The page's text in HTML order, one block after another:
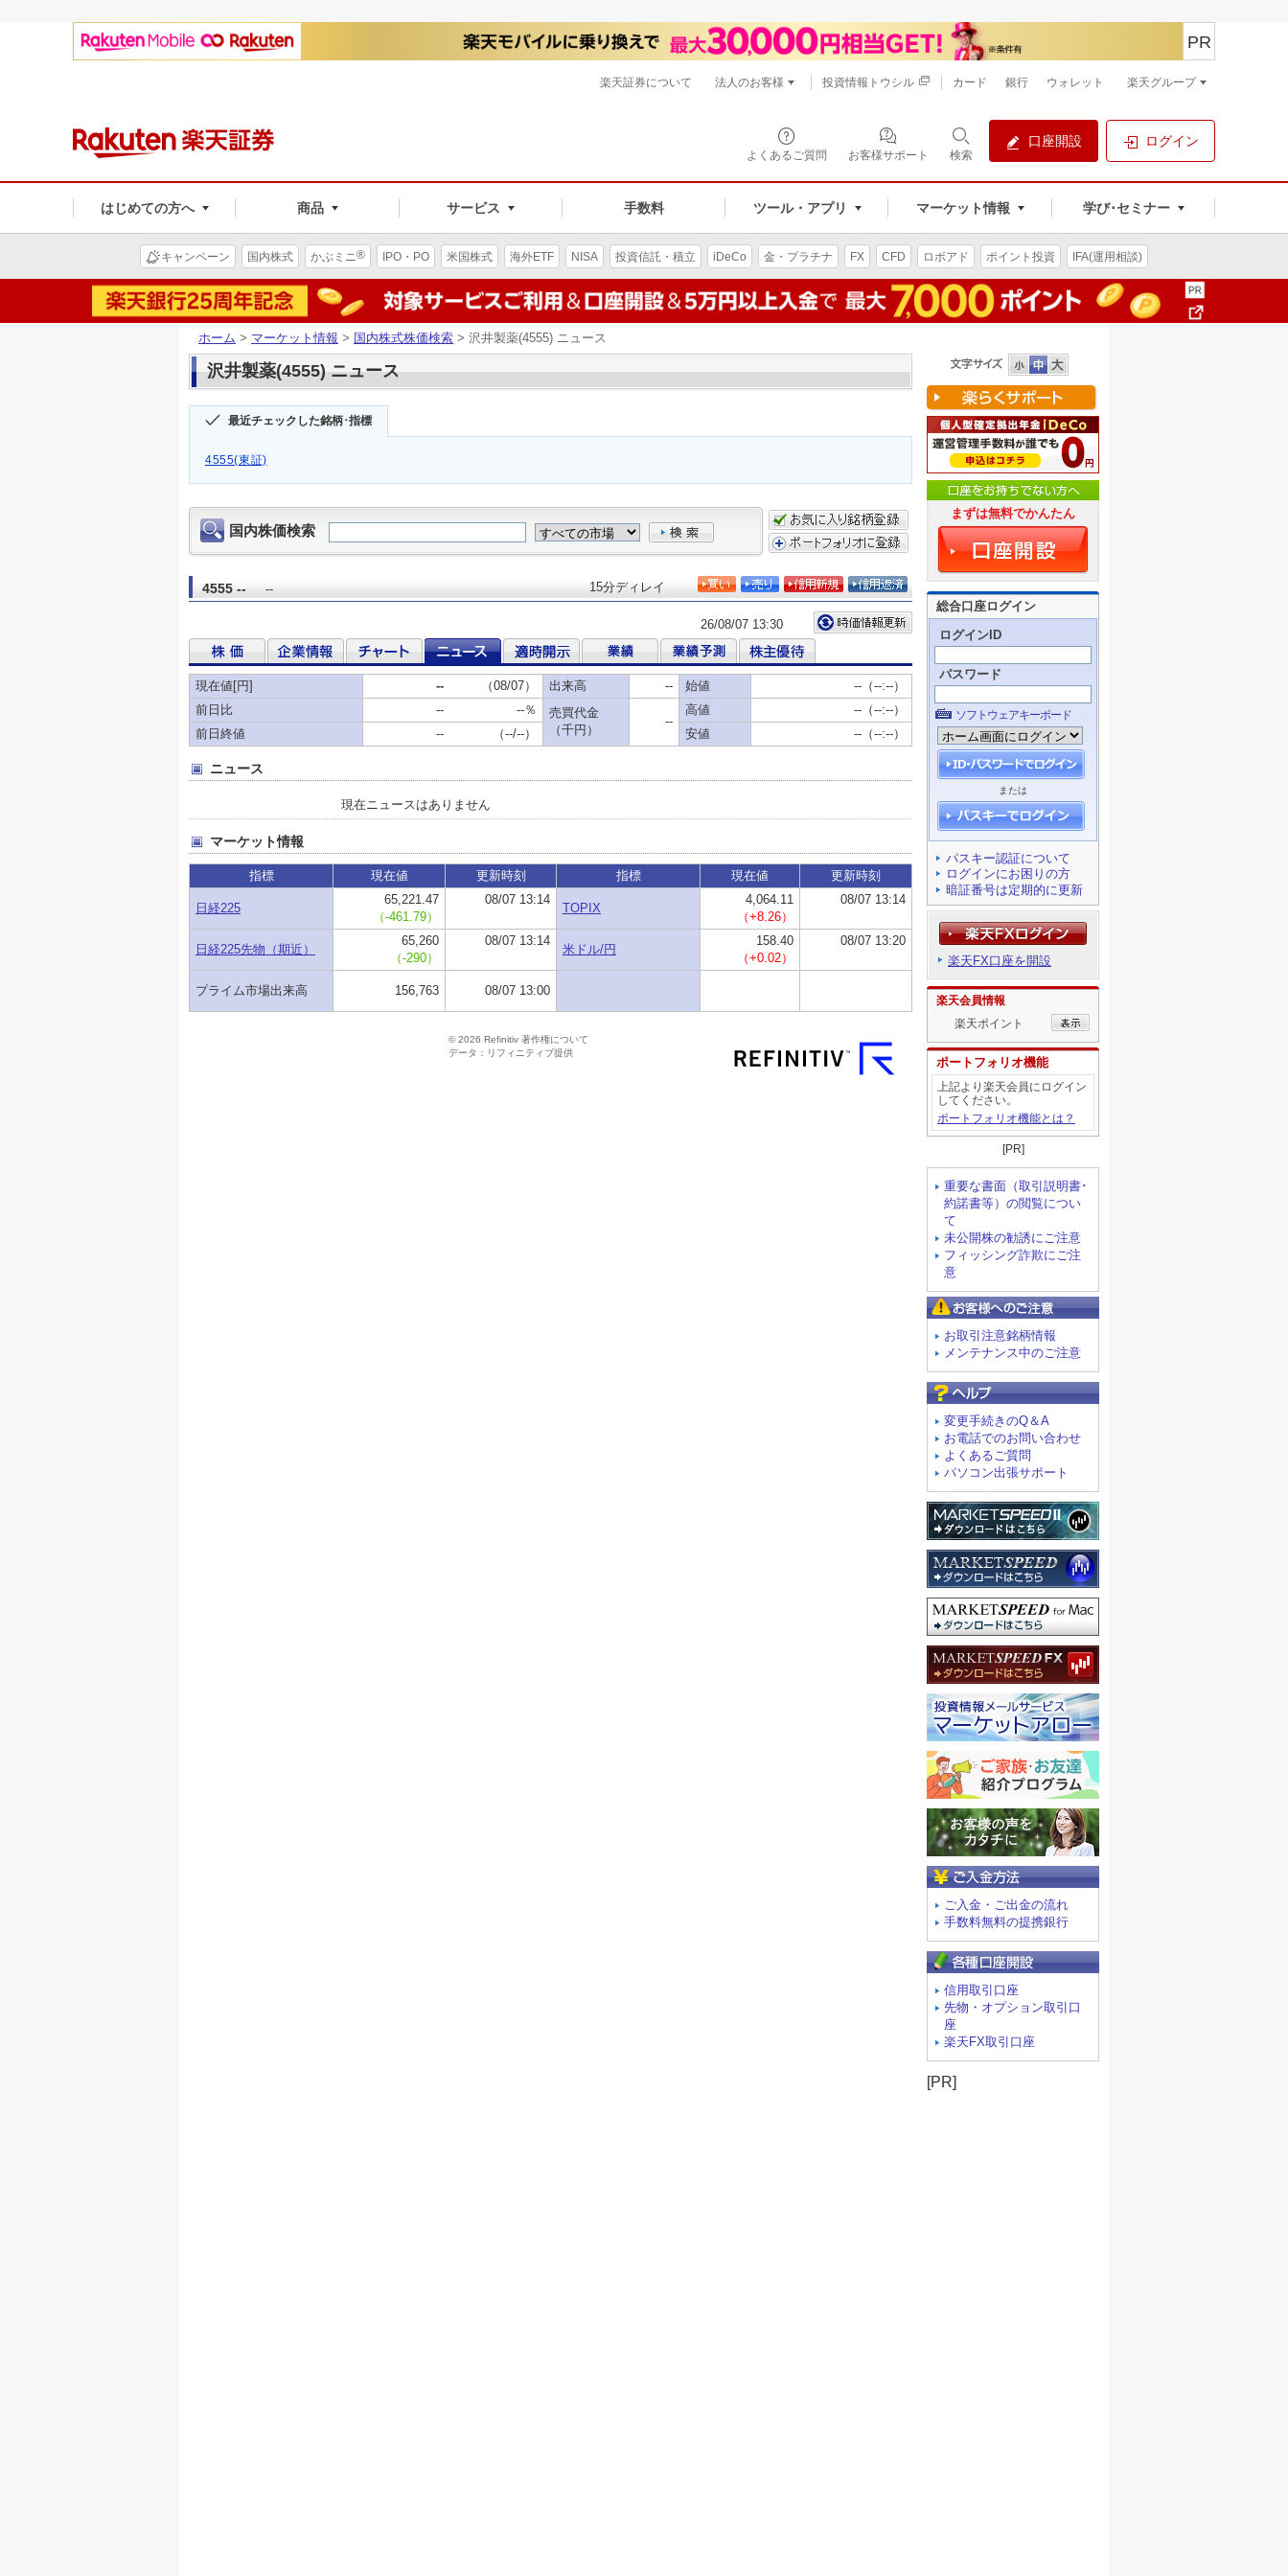
よくあるご質問 お客様サポート 検索
口座開設 ログイン
はじめての方へ 商品 サービス 手数料 ツール・アプリ マーケット情報 学び･セミナー
PR
楽天証券について 法人のお客様 投資情報トウシル カード 銀行 ウォレット 楽天グループ
キャンペーン 国内株式 かぶミニ® IPO・PO 米国株式 海外ETF NISA 投資信託・積立 iDeCo 金・プラチナ FX CFD ロボアド ポイント投資 IFA(運用相談)
ホーム > マーケット情報 > 国内株式株価検索 > 沢井製薬(4555) ニュース
沢井製薬(4555) ニュース
最近チェックした銘柄･指標
4555(東証)
まずは無料でかんたん
総合口座ログイン
ログインID
パスワード
ソフトウェアキーボード
または
パスキー認証について
ログインにお困りの方
暗証番号は定期的に更新
楽天FX口座を開設
楽天会員情報
楽天ポイント
ポートフォリオ機能
上記より楽天会員にログイン
してください。
ポートフォリオ機能とは？
[PR]
重要な書面（取引説明書･
約諾書等）の閲覧につい
て
未公開株の勧誘にご注意
フィッシング詐欺にご注
意
お取引注意銘柄情報
メンテナンス中のご注意
変更手続きのQ＆A
お電話でのお問い合わせ
よくあるご質問
パソコン出張サポート
ご入金・ご出金の流れ
手数料無料の提携銀行
信用取引口座
先物・オプション取引口
座
楽天FX取引口座
[PR]